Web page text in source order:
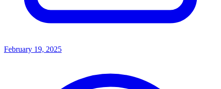
February 19, 2025